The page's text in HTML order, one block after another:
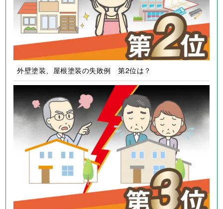
外壁塗装、屋根塗装の失敗例 第2位は？